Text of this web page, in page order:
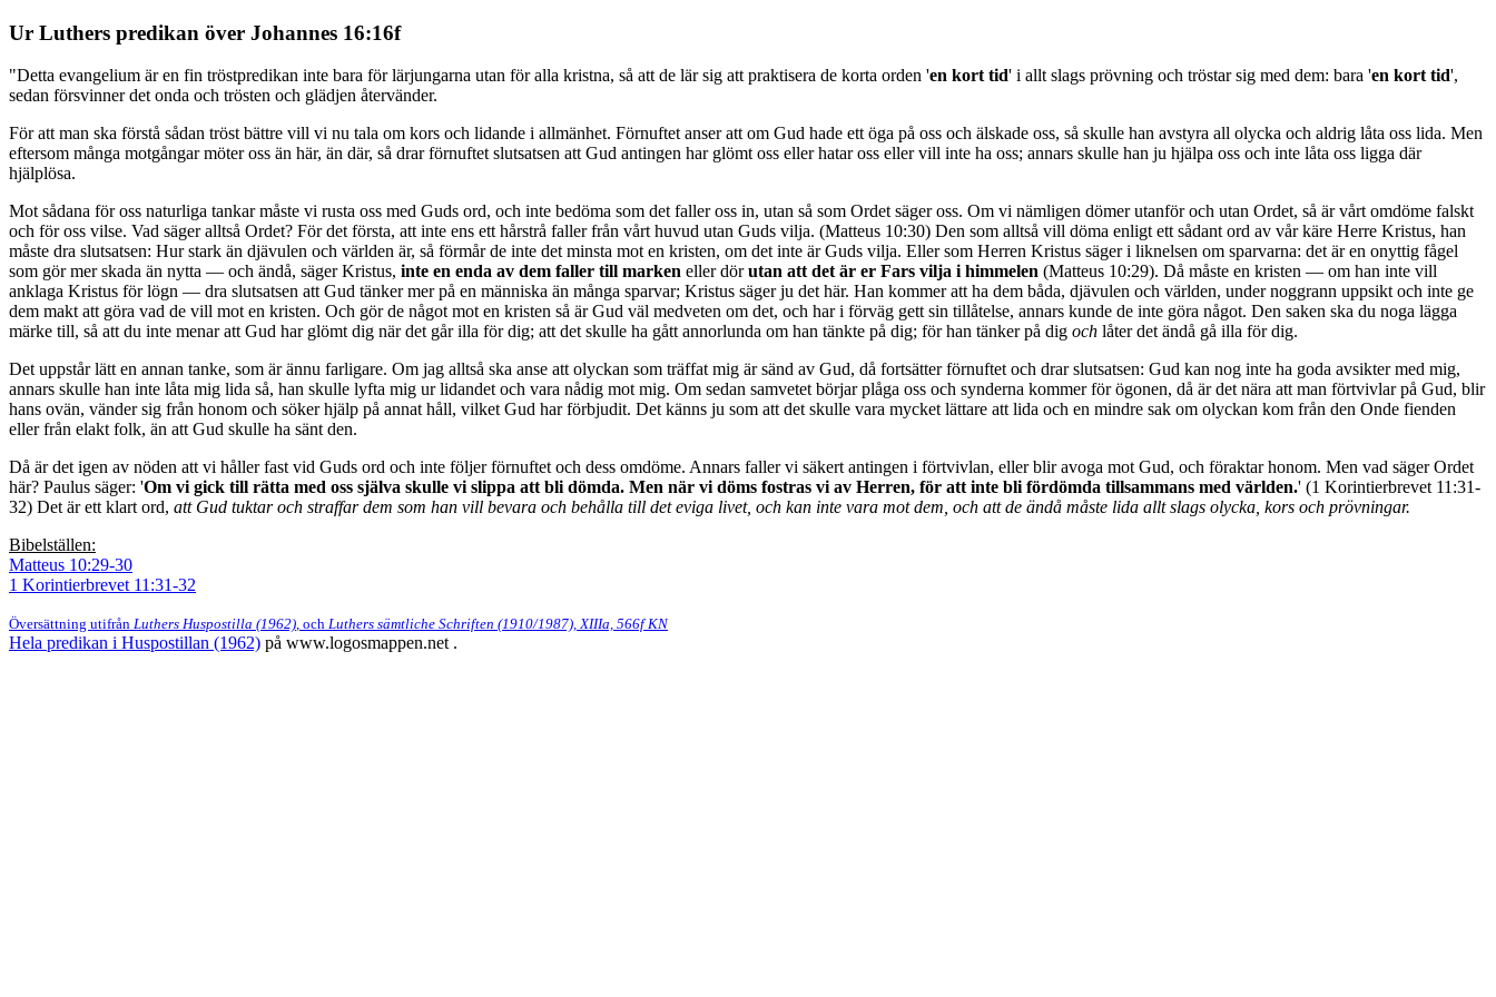
Ur Luthers predikan över Johannes 16:16f
"Detta evangelium är en fin tröstpredikan inte bara för lärjungarna utan för alla kristna, så att de lär sig att praktisera de korta orden 'en kort tid' i allt slags prövning och tröstar sig med dem: bara 'en kort tid',
sedan försvinner det onda och trösten och glädjen återvänder.
För att man ska förstå sådan tröst bättre vill vi nu tala om kors och lidande i allmänhet. Förnuftet anser att om Gud hade ett öga på oss och älskade oss, så skulle han avstyra all olycka och aldrig låta oss lida. Men
eftersom många motgångar möter oss än här, än där, så drar förnuftet slutsatsen att Gud antingen har glömt oss eller hatar oss eller vill inte ha oss; annars skulle han ju hjälpa oss och inte låta oss ligga där
hjälplösa.
Mot sådana för oss naturliga tankar måste vi rusta oss med Guds ord, och inte bedöma som det faller oss in, utan så som Ordet säger oss. Om vi nämligen dömer utanför och utan Ordet, så är vårt omdöme falskt
och för oss vilse. Vad säger alltså Ordet? För det första, att inte ens ett hårstrå faller från vårt huvud utan Guds vilja. (Matteus 10:30) Den som alltså vill döma enligt ett sådant ord av vår käre Herre Kristus, han
måste dra slutsatsen: Hur stark än djävulen och världen är, så förmår de inte det minsta mot en kristen, om det inte är Guds vilja. Eller som Herren Kristus säger i liknelsen om sparvarna: det är en onyttig fågel
som gör mer skada än nytta — och ändå, säger Kristus, inte en enda av dem faller till marken eller dörutan att det är er Fars vilja i himmelen (Matteus 10:29). Då måste en kristen — om han inte vill
anklaga Kristus för lögn — dra slutsatsen att Gud tänker mer på en människa än många sparvar; Kristus säger ju det här. Han kommer att ha dem båda, djävulen och världen, under noggrann uppsikt och inte ge
dem makt att göra vad de vill mot en kristen. Och gör de något mot en kristen så är Gud väl medveten om det, och har i förväg gett sin tillåtelse, annars kunde de inte göra något. Den saken ska du noga lägga
märke till, så att du inte menar att Gud har glömt dig när det går illa för dig; att det skulle ha gått annorlunda om han tänkte på dig; för han tänker på dig och låter det ändå gå illa för dig.
Det uppstår lätt en annan tanke, som är ännu farligare. Om jag alltså ska anse att olyckan som träffat mig är sänd av Gud, då fortsätter förnuftet och drar slutsatsen: Gud kan nog inte ha goda avsikter med mig,
annars skulle han inte låta mig lida så, han skulle lyfta mig ur lidandet och vara nådig mot mig. Om sedan samvetet börjar plåga oss och synderna kommer för ögonen, då är det nära att man förtvivlar på Gud, blir
hans ovän, vänder sig från honom och söker hjälp på annat håll, vilket Gud har förbjudit. Det känns ju som att det skulle vara mycket lättare att lida och en mindre sak om olyckan kom från den Onde fienden
eller från elakt folk, än att Gud skulle ha sänt den.
Då är det igen av nöden att vi håller fast vid Guds ord och inte följer förnuftet och dess omdöme. Annars faller vi säkert antingen i förtvivlan, eller blir avoga mot Gud, och föraktar honom. Men vad säger Ordet
här? Paulus säger: 'Om vi gick till rätta med oss själva skulle vi slippa att bli dömda. Men när vi döms fostras vi av Herren, för att inte bli fördömda tillsammans med världen.' (1 Korintierbrevet 11:31-
32) Det är ett klart ord, att Gud tuktar och straffar dem som han vill bevara och behålla till det eviga livet, och kan inte vara mot dem, och att de ändå måste lida allt slags olycka, kors och prövningar.
Bibelställen:
Matteus 10:29-30
1 Korintierbrevet 11:31-32
Översättning utifrån Luthers Huspostilla (1962), och Luthers sämtliche Schriften (1910/1987), XIIIa, 566f KN
Hela predikan i Huspostillan (1962) på www.logosmappen.net .